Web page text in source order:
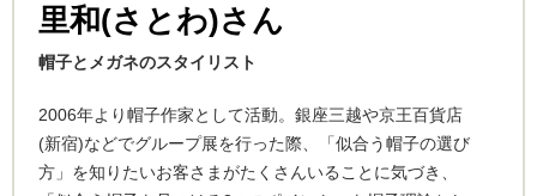
里和(さとわ)さん
帽子とメガネのスタイリスト
2006年より帽子作家として活動。銀座三越や京王百貨店
(新宿)などでグループ展を行った際、「似合う帽子の選び
方」を知りたいお客さまがたくさんいることに気づき、